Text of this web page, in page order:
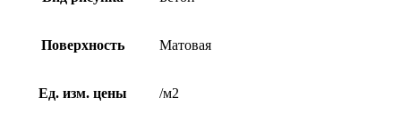
Поверхность Матовая
Ед. изм. цены /м2